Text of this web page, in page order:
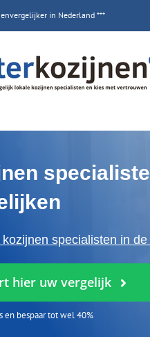
in Nederland ***
specialisten in
hier uw vergelijk
en bespaar tot wel 40%